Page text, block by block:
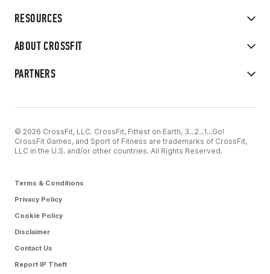
RESOURCES
ABOUT CROSSFIT
PARTNERS
© 2026 CrossFit, LLC. CrossFit, Fittest on Earth, 3...2...1...Go!
CrossFit Games, and Sport of Fitness are trademarks of CrossFit,
LLC in the U.S. and/or other countries. All Rights Reserved.
Terms & Conditions
Privacy Policy
Cookie Policy
Disclaimer
Contact Us
Report IP Theft